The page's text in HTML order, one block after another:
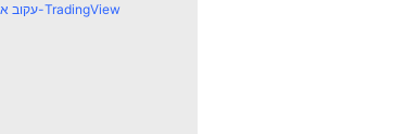
עקוב אחר כל השווקים ב-TradingView